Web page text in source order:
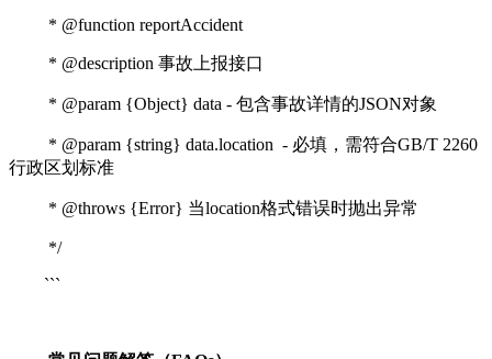
* @function reportAccident
* @description 事故上报接口
* @param {Object} data - 包含事故详情的JSON对象
* @param {string} data.location - 必填，需符合GB/T 2260
行政区划标准
* @throws {Error} 当location格式错误时抛出异常
*/
```